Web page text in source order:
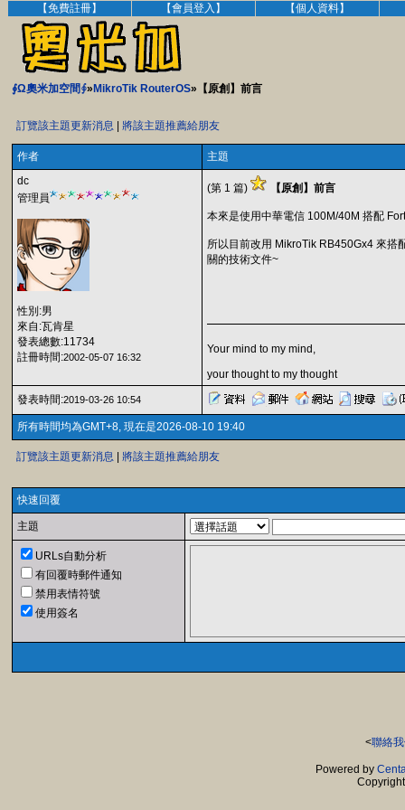
【免費註冊】 【會員登入】 【個人資料】
∮Ω奧米加空間∮» MikroTik RouterOS»【原創】前言
訂覽該主題更新消息 將該主題推薦給朋友
作者
主題
dc
管理員
性別:男
來自:瓦肯星
發表總數:11734
註冊時間:2002-05-07 16:32
(第 1 篇) 【原創】前言
本來是使用中華電信 100M/40M 搭配
所以目前改用 MikroTik RB450Gx4 來搭
關的技術文件~
Your mind to my mind,
your thought to my thought
發表時間:2019-03-26 10:54
所有時間均為GMT+8, 現在是2026-08-10 19:40
訂覽該主題更新消息 將該主題推薦給朋友
快速回覆
主題
URLs自動分析
有回覆時郵件通知
禁用表情符號
使用簽名
<聯絡
Powered by